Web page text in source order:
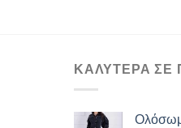
ΚΑΛΥΤΕΡΑ ΣΕ